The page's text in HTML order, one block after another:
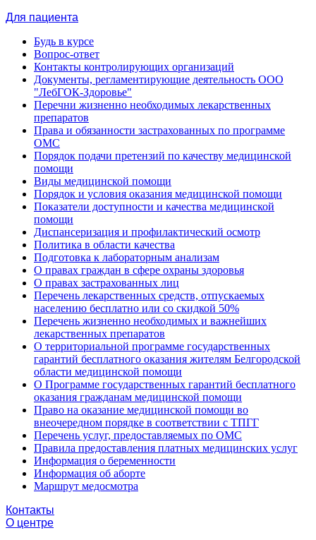
Для пациента
Будь в курсе
Вопрос-ответ
Контакты контролирующих организаций
Документы, регламентирующие деятельность ООО
"ЛебГОК-Здоровье"
Перечни жизненно необходимых лекарственных
препаратов
Права и обязанности застрахованных по программе
ОМС
Порядок подачи претензий по качеству медицинской
помощи
Виды медицинской помощи
Порядок и условия оказания медицинской помощи
Показатели доступности и качества медицинской
помощи
Диспансеризация и профилактический осмотр
Политика в области качества
Подготовка к лабораторным анализам
О правах граждан в сфере охраны здоровья
О правах застрахованных лиц
Перечень лекарственных средств, отпускаемых
населению бесплатно или со скидкой 50%
Перечень жизненно необходимых и важнейших
лекарственных препаратов
О территориальной программе государственных
гарантий бесплатного оказания жителям Белгородской
области медицинской помощи
О Программе государственных гарантий бесплатного
оказания гражданам медицинской помощи
Право на оказание медицинской помощи во
внеочередном порядке в соответствии с ТПГГ
Перечень услуг, предоставляемых по ОМС
Правила предоставления платных медицинских услуг
Информация о беременности
Информация об аборте
Маршрут медосмотра
Контакты
О центре